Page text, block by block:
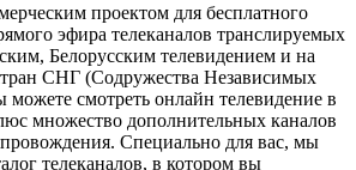
проектом для бесплатного
эфира телеканалов транслируемых
Белорусским телевидением и на
СНГ (Содружества Независимых
можете смотреть онлайн телевидение в
множество дополнительных каналов
Специально для вас, мы
телеканалов, в котором вы